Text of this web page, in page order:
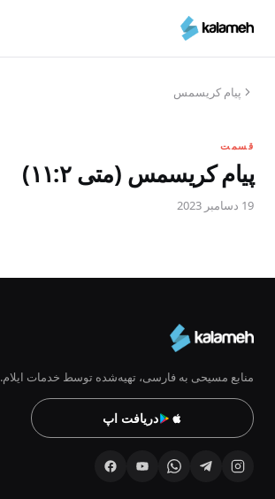
محتوای
پیام کریسمس
قسمت
پیام کریسمس (متی ۱۱:۲)
19 دسامبر 2023
منابع مسیحی به فارسی، تهیه‌شده توسط خدمات ایلام.
دریافت اپ